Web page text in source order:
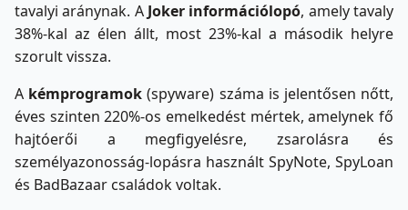
tavalyi aránynak. A Joker információlopó, amely tavaly
38%-kal az élen állt, most 23%-kal a második helyre
szorult vissza.
A kémprogramok (spyware) száma is jelentősen nőtt,
éves szinten 220%-os emelkedést mértek, amelynek fő
hajtóerői a megfigyelésre, zsarolásra és
személyazonosság-lopásra használt SpyNote, SpyLoan
és BadBazaar családok voltak.